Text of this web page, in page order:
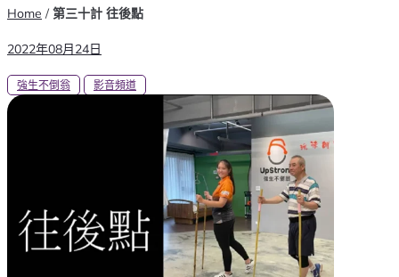
加入官方LINE好友
腳ㄚ聚樂部
腳ㄚ市集
課程活動
Home / 第三十計 往後點
2022年08月24日
強生不倒翁 影音頻道